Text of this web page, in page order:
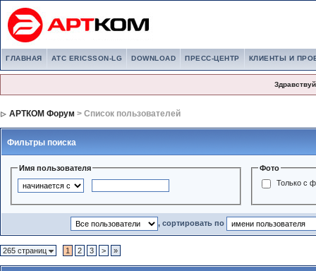
ГЛАВНАЯ АТС ERICSSON-LG DOWNLOAD ПРЕСС-ЦЕНТР КЛИЕНТЫ И
АРТКОМ Форум > Список пользователей
Фильтры поиска
Имя пользователя
Фото
Только с
, сортировать по
265 страниц 1 2 3 > »